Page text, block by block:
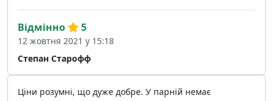
Степан Старофф
Відмінно 5
12 жовтня 2021 у 15:18
Ціни розумні, що дуже добре. У парній немає